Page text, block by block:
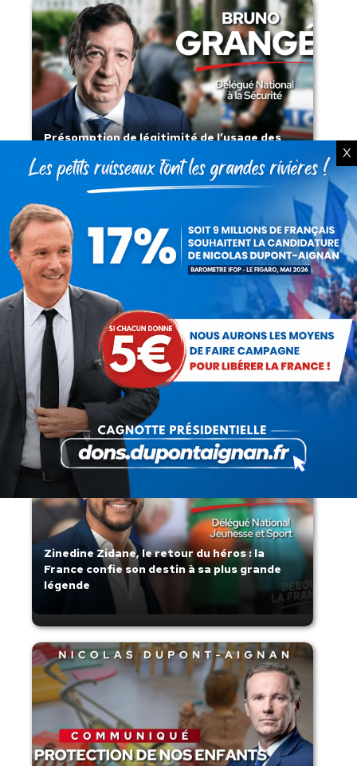
Présomption de légitimité de l’usage des
Lorsque tout flambe et que l’État
s’affaisse.
Zinedine Zidane, le retour du héros : la
France confie son destin à sa plus grande
légende
X